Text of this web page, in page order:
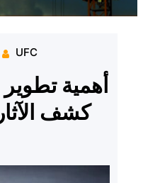
UFC
أهمية
كشف